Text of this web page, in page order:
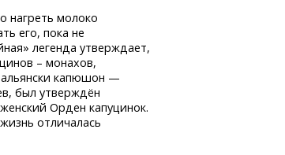
нагреть молоко
его, пока не
легенда утверждает,
– монахов,
капюшон —
был утверждён
Орден капуцинок.
отличалась